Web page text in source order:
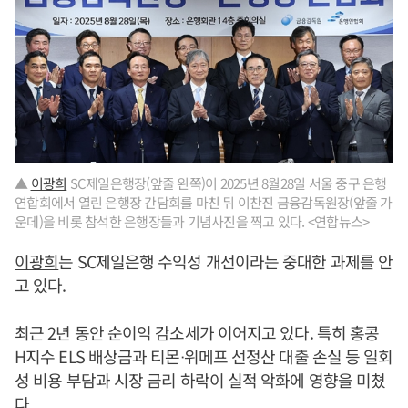
▲ 이광희 SC제일은행장(앞줄 왼쪽)이 2025년 8월28일 서울 중구 은행
연합회에서 열린 은행장 간담회를 마친 뒤 이찬진 금융감독원장(앞줄 가
운데)을 비롯 참석한 은행장들과 기념사진을 찍고 있다. <연합뉴스>
이광희는 SC제일은행 수익성 개선이라는 중대한 과제를 안
고 있다.
최근 2년 동안 순이익 감소세가 이어지고 있다. 특히 홍콩
H지수 ELS 배상금과 티몬ᐧ위메프 선정산 대출 손실 등 일회
성 비용 부담과 시장 금리 하락이 실적 악화에 영향을 미쳤
다.